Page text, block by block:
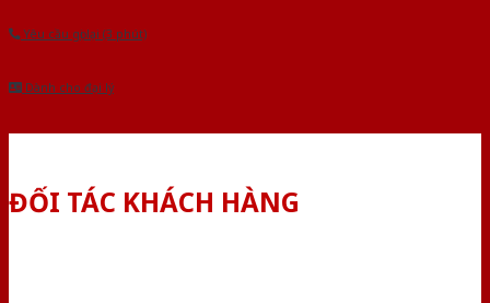
Yêu cầu gọi lại (3 phút)
Dành cho đại lý
ĐỐI TÁC KHÁCH HÀNG